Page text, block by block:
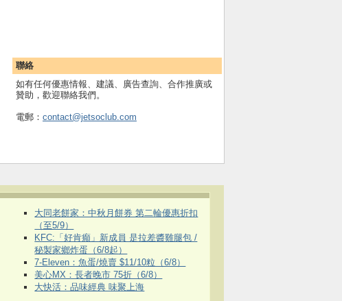
聯絡
如有任何優惠情報、建議、廣告查詢、合作推廣或
贊助，歡迎聯絡我們。
電郵： contact@jetsoclub.com
大同老餅家：中秋月餅券 第二輪優惠折扣
（至5/9）
KFC:「好肯癲」新成員 是拉差醬雞腿包 /
秘製家鄉炸蛋（6/8起）
7-Eleven：魚蛋/燒賣 $11/10粒（6/8）
美心MX：長者晚市 75折（6/8）
大快活：品味經典 味聚上海